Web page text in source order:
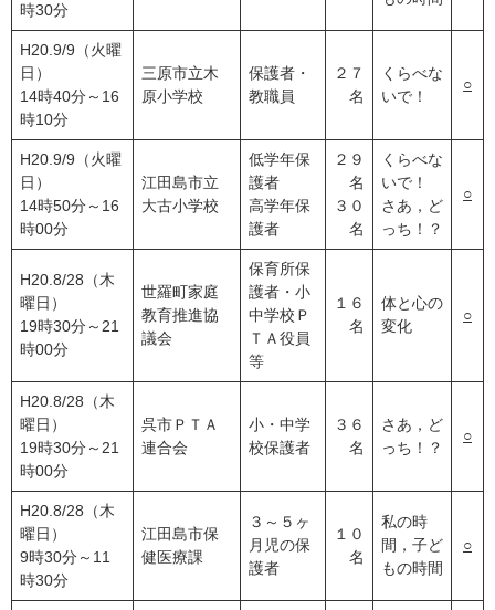
時30分
H20.9/9（火曜
日）
14時40分～16
時10分
三原市立木
原小学校
保護者・
教職員
２７
名
くらべな
いで！
○
H20.9/9（火曜
日）
14時50分～16
時00分
江田島市立
大古小学校
低学年保
護者
高学年保
護者
２９
名
３０
名
くらべな
いで！
さあ，ど
っち！？
○
H20.8/28（木
曜日）
19時30分～21
時00分
世羅町家庭
教育推進協
議会
保育所保
護者・小
中学校Ｐ
ＴＡ役員
等
１６
名
体と心の
変化
○
H20.8/28（木
曜日）
19時30分～21
時00分
呉市ＰＴＡ
連合会
小・中学
校保護者
３６
名
さあ，ど
っち！？
○
H20.8/28（木
曜日）
9時30分～11
時30分
江田島市保
健医療課
３～５ヶ
月児の保
護者
１０
名
私の時
間，子ど
もの時間
○